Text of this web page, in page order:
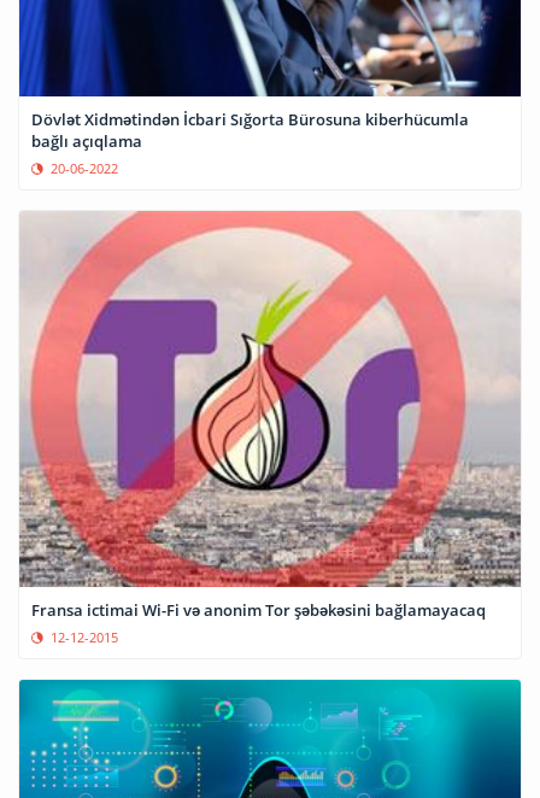
Dövlət Xidmətindən İcbari Sığorta Bürosuna kiberhücumla
bağlı açıqlama
20-06-2022
Fransa ictimai Wi-Fi və anonim Tor şəbəkəsini bağlamayacaq
12-12-2015